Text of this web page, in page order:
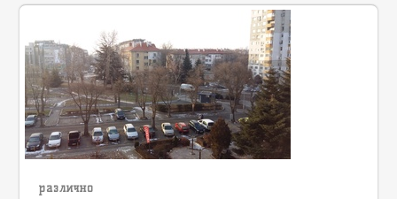
различно